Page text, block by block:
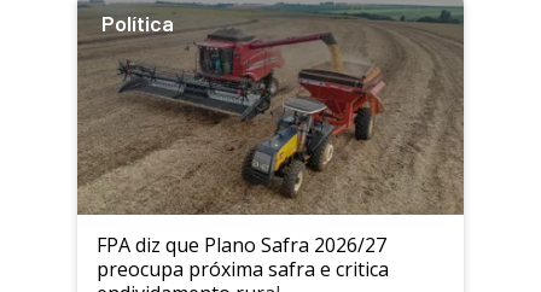
Política
FPA diz que Plano Safra 2026/27
preocupa próxima safra e critica